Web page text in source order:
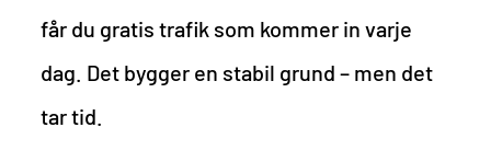
får du gratis trafik som kommer in varje
dag. Det bygger en stabil grund – men det
tar tid.